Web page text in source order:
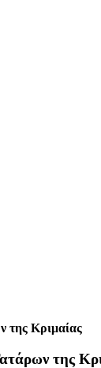
της Κριμαίας
της